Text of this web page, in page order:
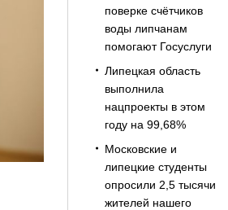
поверке счётчиков
воды липчанам
помогают Госуслуги
Липецкая область
выполнила
нацпроекты в этом
году на 99,68%
Московские и
липецкие студенты
опросили 2,5 тысячи
жителей нашего